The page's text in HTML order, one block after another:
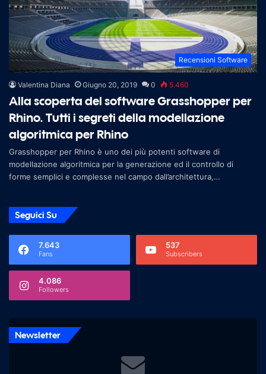
Recensioni Software
Valentina Diana Giugno 20, 2019 0 5.460
Alla scoperta del software Grasshopper per
Rhino. Tutti i segreti della modellazione
algoritmica per Rhino
Grasshopper per Rhino è uno dei più potenti software di
modellazione algoritmica per la generazione ed il controllo di
forme semplici e complesse nel campo dall’architettura,
Seguici Su
7.643
Fans
537
Subscribers
4.086
Followers
Newsletter